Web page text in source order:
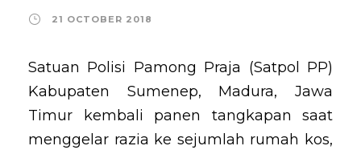
21 OCTOBER 2018
Satuan Polisi Pamong Praja (Satpol PP)
Kabupaten Sumenep, Madura, Jawa
Timur kembali panen tangkapan saat
menggelar razia ke sejumlah rumah kos,